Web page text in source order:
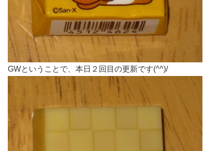
GWということで、本日２回目の更新です(^^)/